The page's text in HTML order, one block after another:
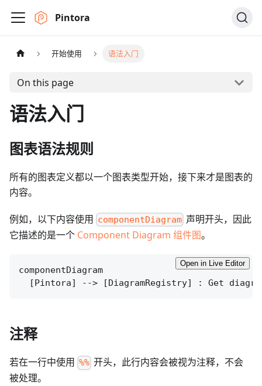
Pintora
开始使用 语法入门
On this page
语法入门
图表语法规则
所有的图表定义都以一个图表类型开始，接下来才是图表的
内容。
例如，以下内容使用 componentDiagram 声明开头，因此
它描述的是一个 Component Diagram 组件图。
componentDiagram
Open in Live Editor
注释
若在一行中使用 %% 开头，此行内容会被视为注释，不会
被处理。